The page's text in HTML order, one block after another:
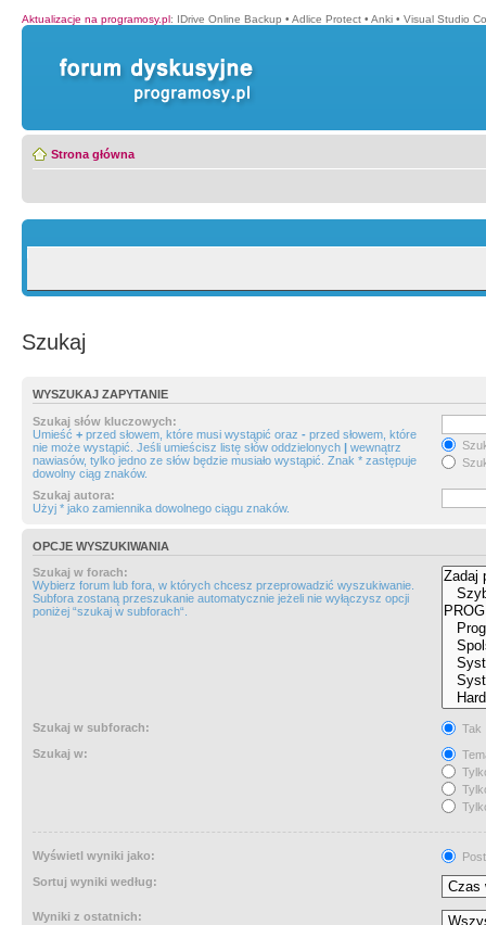
Aktualizacje na programosy.pl: IDrive Online Backup • Adlice Protect • Anki • Visual Studio
Strona główna
Szukaj
WYSZUKAJ ZAPYTANIE
Szukaj słów kluczowych:
Umieść + przed słowem, które musi wystąpić oraz - przed słowem, które
nie może wystąpić. Jeśli umieścisz listę słów oddzielonych | wewnątrz
nawiasów, tylko jedno ze słów będzie musiało wystąpić. Znak * zastępuje
dowolny ciąg znaków.
Szukaj autora:
Użyj * jako zamiennika dowolnego ciągu znaków.
OPCJE WYSZUKIWANIA
Szukaj w forach:
Wybierz forum lub fora, w których chcesz przeprowadzić wyszukiwanie.
Subfora zostaną przeszukanie automatycznie jeżeli nie wyłączysz opcji
poniżej “szukaj w subforach“.
Szukaj w subforach:
Tak
Szukaj w:
Wyświetl wyniki jako:
Sortuj wyniki według:
Wyniki z ostatnich: